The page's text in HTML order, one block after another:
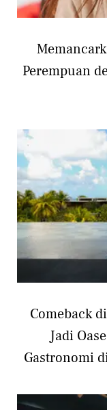
Perempuan
Comeback
Jadi
Gastronomi